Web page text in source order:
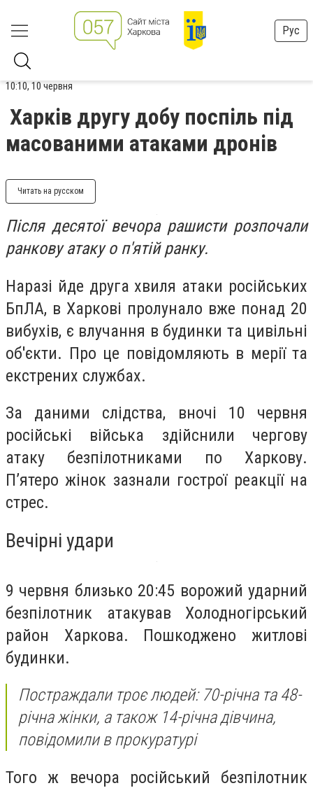
Рус
10:10, 10 червня
Харків другу добу поспіль під
масованими атаками дронів
Читать на русском
Після десятої вечора рашисти розпочали
ранкову атаку о п'ятій ранку.
Наразі йде друга хвиля атаки російських
БпЛА, в Харкові пролунало вже понад 20
вибухів, є влучання в будинки та цивільні
об'єкти. Про це повідомляють в мерії та
екстрених службах.
За даними слідства, вночі 10 червня
російські війська здійснили чергову
атаку безпілотниками по Харкову.
П’ятеро жінок зазнали гострої реакції на
стрес.
Вечірні удари
9 червня близько 20:45 ворожий ударний
безпілотник атакував Холодногірський
район Харкова. Пошкоджено житлові
будинки.
Постраждали троє людей: 70-річна та 48-
річна жінки, а також 14-річна дівчина,
повідомили в прокуратурі
Того ж вечора російський безпілотник